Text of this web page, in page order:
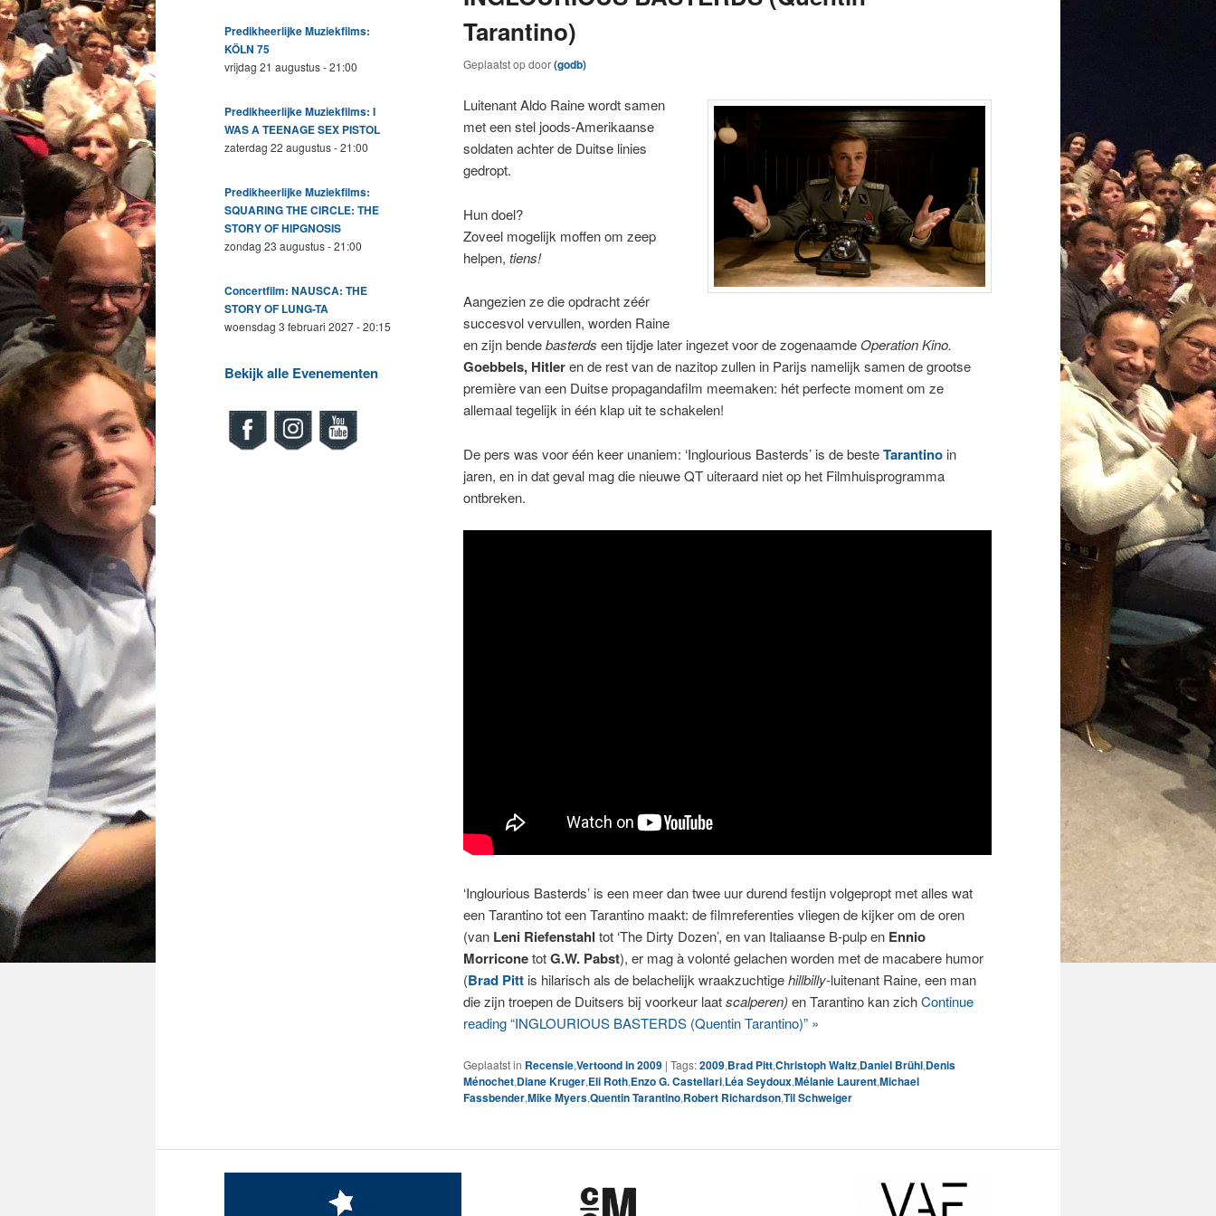
Tarantino)
Geplaatst opdoor(godb)
Luitenant Aldo Raine wordt samen
met een stel joods-Amerikaanse
soldaten achter de Duitse linies
gedropt.
Hun doel?
Zoveel mogelijk moffen om zeep
helpen, tiens!
Aangezien ze die opdracht zéér
succesvol vervullen, worden Raine
en zijn bendebasterds een tijdje later ingezet voor de zogenaamde Operation Kino.
Goebbels, Hitleren de rest van de nazitop zullen in Parijs namelijk samen de grootse
première van een Duitse propagandafilm meemaken: hét perfecte moment om ze
allemaal tegelijk in één klap uit te schakelen!
De pers was voor één keer unaniem: ‘Inglourious Basterds’ is de besteTarantino in
jaren, en in dat geval mag die nieuwe QT uiteraard niet op het Filmhuisprogramma
ontbreken.
‘Inglourious Basterds’ is een meer dan twee uur durend festijn volgepropt met alles wat
een Tarantino tot een Tarantino maakt: de filmreferenties vliegen de kijker om de oren
(van Leni Riefenstahl tot ‘The Dirty Dozen’, en van Italiaanse B-pulp en Ennio
MorriconetotG.W. Pabst), er mag à volonté gelachen worden met de macabere humor
(Brad Pitt is hilarisch als de belachelijk wraakzuchtigehillbilly-luitenant Raine, een man
die zijn troepen de Duitsers bij voorkeur laatscalperen) en Tarantino kan zichContinue
reading “INGLOURIOUS BASTERDS (Quentin Tarantino)” »
Geplaatst in Recensie,Vertoond in 2009 | Tags:2009,Brad Pitt,Christoph Waltz,Daniel Brühl,Denis
Ménochet,Diane Kruger,Eli Roth,Enzo G. Castellari,Léa Seydoux,Mélanie Laurent,Michael
Fassbender,Mike Myers,Quentin Tarantino,Robert Richardson,Til Schweiger
Predikheerlijke Muziekfilms:
KÖLN 75
vrijdag 21 augustus - 21:00
Predikheerlijke Muziekfilms: I
WAS A TEENAGE SEX PISTOL
zaterdag 22 augustus - 21:00
Predikheerlijke Muziekfilms:
SQUARING THE CIRCLE: THE
STORY OF HIPGNOSIS
zondag 23 augustus - 21:00
Concertfilm: NAUSCA: THE
STORY OF LUNG-TA
woensdag 3 februari 2027 - 20:15
Bekijk alle Evenementen